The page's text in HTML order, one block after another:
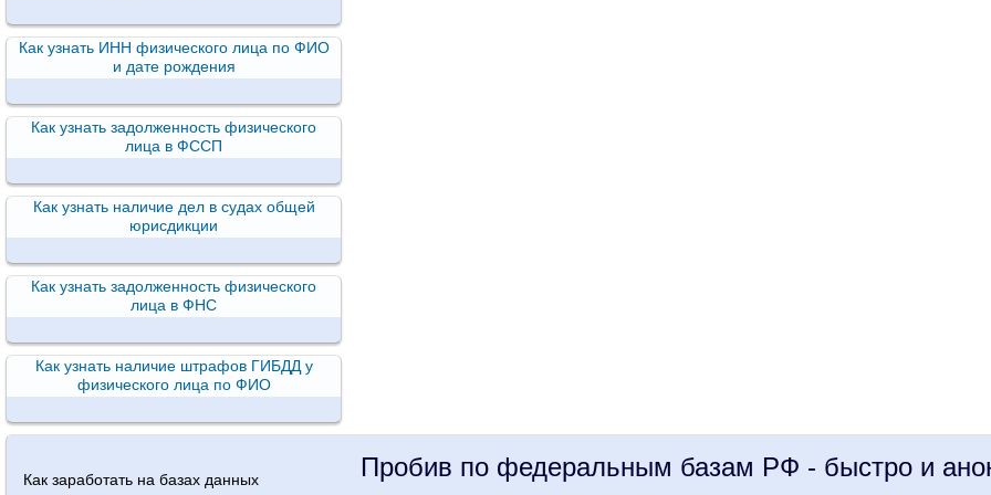
Как узнать ИНН физического лица по ФИО
и дате рождения
Как узнать задолженность физического
лица в ФССП
Как узнать наличие дел в судах общей
юрисдикции
Как узнать задолженность физического
лица в ФНС
Как узнать наличие штрафов ГИБДД у
физического лица по ФИО
Пробив по федеральным базам РФ - быстро и
Как заработать на базах данных